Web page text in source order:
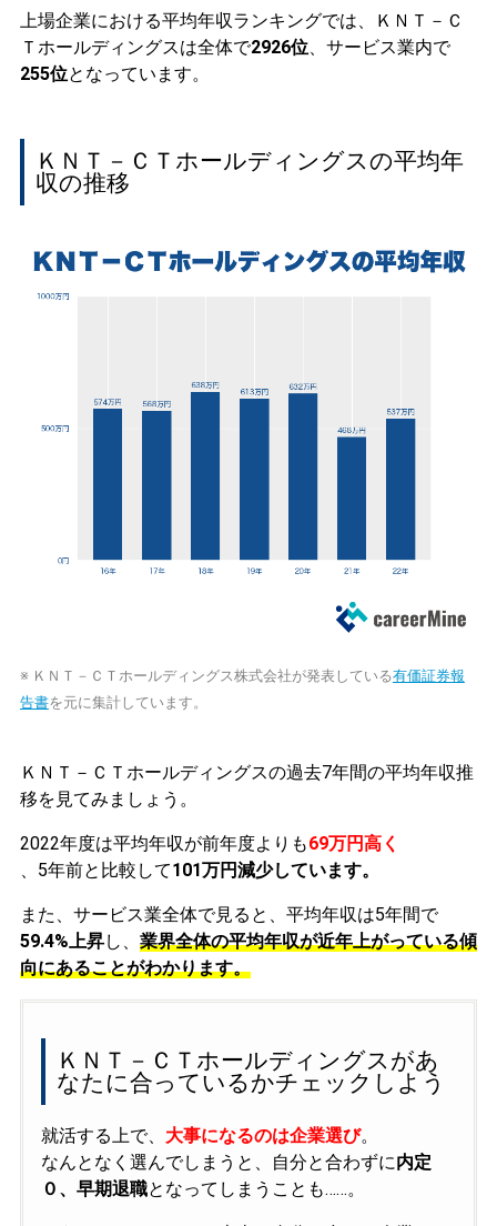
上場企業における平均年収ランキングでは、ＫＮＴ－Ｃ
Ｔホールディングスは全体で2926位、サービス業内で
255位となっています。
ＫＮＴ－ＣＴホールディングスの平均年
収の推移
※ ＫＮＴ－ＣＴホールディングス株式会社が発表している有価証券報
告書を元に集計しています。
ＫＮＴ－ＣＴホールディングスの過去7年間の平均年収推
移を見てみましょう。
2022年度は平均年収が前年度よりも69万円高く
、5年前と比較して101万円減少しています。
また、サービス業全体で見ると、平均年収は5年間で
59.4%上昇し、 業界全体の平均年収が近年上がっている傾
向にあることがわかります。
ＫＮＴ－ＣＴホールディングスがあ
なたに合っているかチェックしよう
就活する上で、 大事になるのは企業選び。
なんとなく選んでしまうと、自分と合わずに内定
０、早期退職となってしまうことも……。